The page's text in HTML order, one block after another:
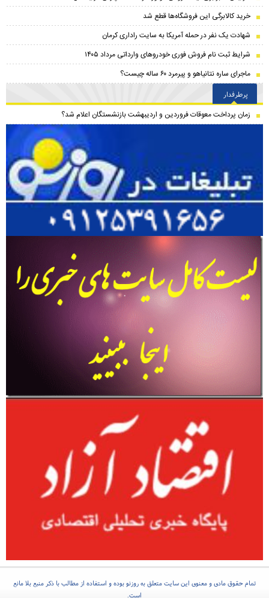
خرید کالابرگی این فروشگاه‌ها قطع شد
شهادت یک نفر در حمله آمریکا به سایت راداری کرمان
شرایط ثبت نام فروش فوری خودرو‌های وارداتی مرداد ۱۴۰۵
ماجرای ساره نتانیاهو و پیرمرد ۶۰ ساله چیست؟
پرطرفدار
زمان پرداخت معوقات فروردین و اردیبهشت بازنشستگان اعلام شد؟
تمام حقوق مادی و معنوی این سایت متعلق به روزنو بوده و استفاده از مطالب با ذکر منبع بلا مانع
است.